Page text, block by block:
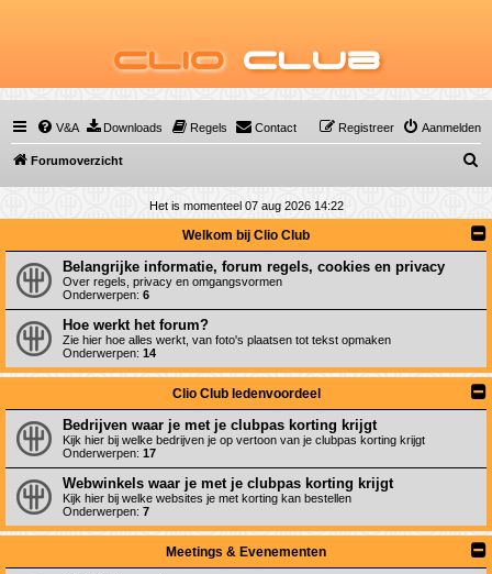
Clio Club
V&A Downloads Regels Contact Aanmelden
Registreer
Forumoverzicht
o
k
Het is momenteel 07 aug 2026 14:22
Welkom bij Clio Club
Belangrijke informatie, forum regels, cookies en privacy
Over regels, privacy en omgangsvormen
Onderwerpen: 6
Hoe werkt het forum?
Zie hier hoe alles werkt, van foto's plaatsen tot tekst opmaken
Onderwerpen: 14
Clio Club ledenvoordeel
Bedrijven waar je met je clubpas korting krijgt
Kijk hier bij welke bedrijven je op vertoon van je clubpas korting krijgt
Onderwerpen: 17
Webwinkels waar je met je clubpas korting krijgt
Kijk hier bij welke websites je met korting kan bestellen
Onderwerpen: 7
Meetings & Evenementen